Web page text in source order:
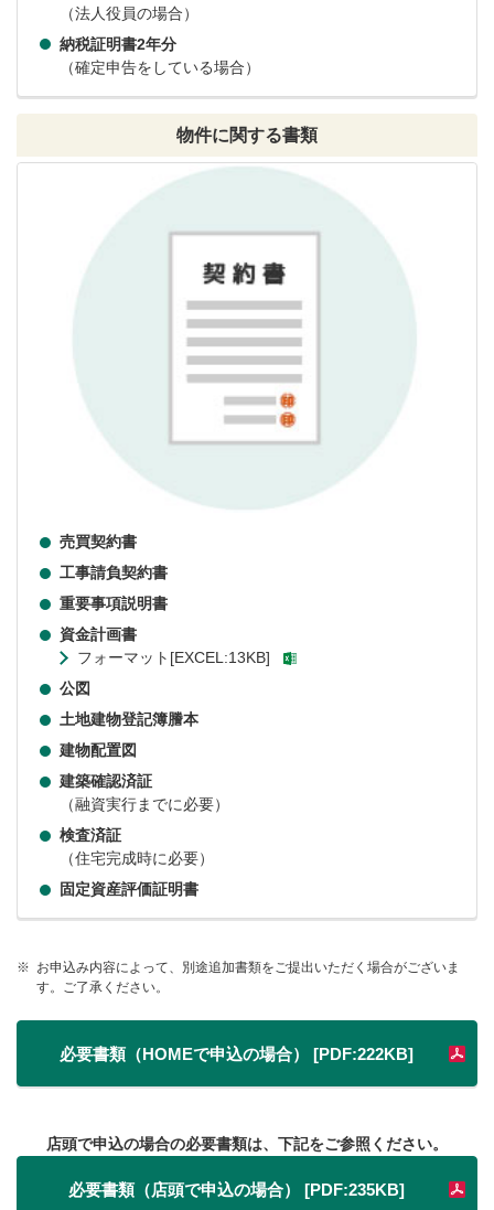
（法人役員の場合）
納税証明書2年分
（確定申告をしている場合）
物件に関する書類
売買契約書
工事請負契約書
重要事項説明書
資金計画書
フォーマット[EXCEL:13KB]
公図
土地建物登記簿謄本
建物配置図
建築確認済証
（融資実行までに必要）
検査済証
（住宅完成時に必要）
固定資産評価証明書
※ お申込み内容によって、別途追加書類をご提出いただく場合がございま
す。ご了承ください。
必要書類（HOMEで申込の場合） [PDF:222KB]
店頭で申込の場合の必要書類は、下記をご参照ください。
必要書類（店頭で申込の場合） [PDF:235KB]